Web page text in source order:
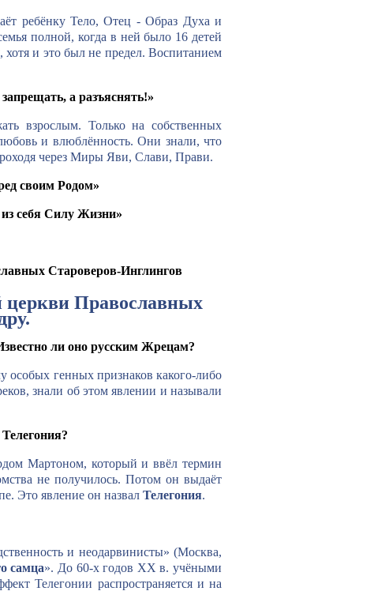
ребёнку Тело, Отец - Образ Духа и
полной, когда в ней было 16 детей
и это был не предел. Воспитанием
а разъяснять!»
взрослым. Только на собственных
и влюблённость. Они знали, что
через Миры Яви, Слави, Прави.
своим Родом»
себя Силу Жизни»
Староверов-Инглингов
церкви Православных
ли оно русским Жрецам?
особых генных признаков какого-либо
знали об этом явлении и называли
Мартоном, который и ввёл термин
не получилось. Потом он выдаёт
Это явление он назвал Телегония.
и неодарвинисты» (Москва,
самца». До 60-х годов XX в. учёными
Телегонии распространяется и на